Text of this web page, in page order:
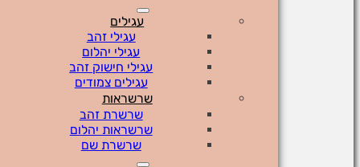
עגילים
עגילי זהב
עגילי יהלום
עגילי חישוק זהב
עגילים צמודים
שרשראות
שרשרת זהב
שרשראות יהלום
שרשרת שם